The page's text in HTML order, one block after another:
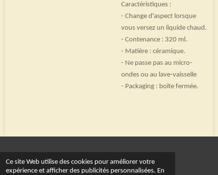
Ce site Web utilise des cookies pour améliorer votre
expérience et afficher des publicités personnalisées. En
Caractéristiques :
- Change d'aspect lorsque
vous versez un liquide chaud.
- Contenance : 320 ml.
- Matière : céramique.
- Ne passe pas au micro-
ondes ou au lave-vaisselle
- Packaging : boîte fermée.
Propulsé par Webador